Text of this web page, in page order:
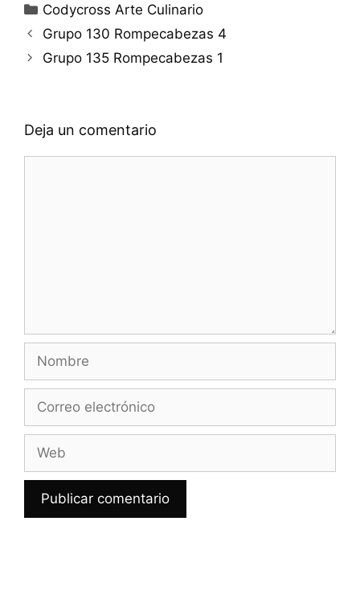
Categorías
Codycross Arte Culinario
Grupo 130 Rompecabezas 4
Grupo 135 Rompecabezas 1
Deja un comentario
Nombre
Correo
Web